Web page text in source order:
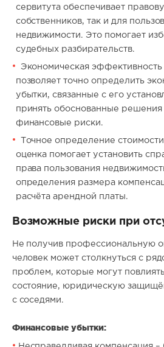
сервитута обеспечивает
собственников, так и для
недвижимости. Это помогает
судебных разбирательств.
Экономическая эффективность
позволяет точно определить
убытки, связанные с его
принять обоснованные решения
финансовые риски.
Точное определение
оценка помогает установить
права пользования
определения размера
расчёта арендной платы.
Возможные риски при
Не получив профессиональную
человек может столкнуться с
проблем, которые могут
состояние, юридическую
с соседями.
Финансовые убытки: